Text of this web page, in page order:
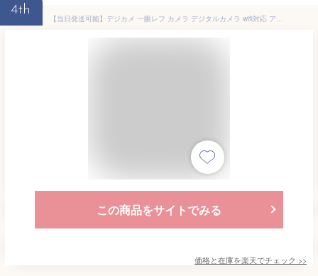
4th
【当日発送可能】デジカメ 一眼レフ カメラ デジタルカメラ wifi対応 アクションカメラ 2024新品 自撮り 一眼レフ ビデオカメラ 4K 6400万画素 IRナイトビジョン HDMI出力 マクロ撮影 電子手ブレ補正 F=2.7大絞り 16倍ズーム 3インチ画面 初心者 旅行プレゼント
この商品をサイトでみる
価格と在庫を楽天でチェック >>